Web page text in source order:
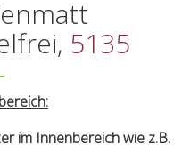
5135
im Innenbereich wie z.B.